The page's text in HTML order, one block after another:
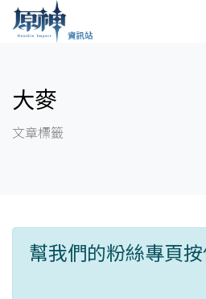
大麥
文章標籤
幫我們的粉絲專頁按